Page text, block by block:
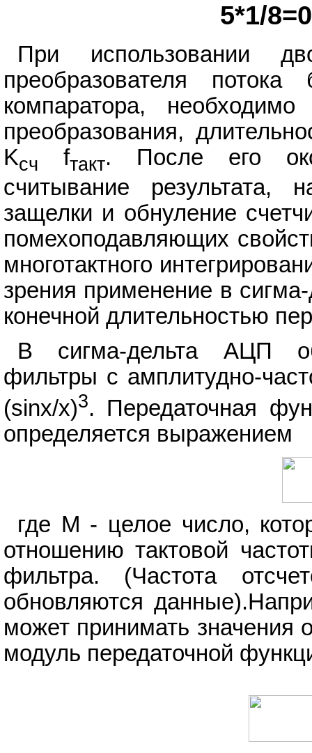
5*1/
При использовании
преобразователя
компаратора,
преобразования,
Kсч fтакт. После его
считывание результата,
защелки и обнуление
помехоподавляющих
многотактного
зрения применение в
конечной длительностью
В сигма-дельта АЦП
фильтры с амплитудно-
(sinx/x)3. Передаточная
определяется выражением
где М - целое число,
отношению тактовой
фильтра. (Частота
обновляются
может принимать значения
модуль передаточной